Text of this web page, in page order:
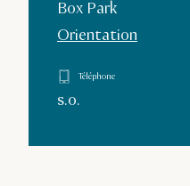
Box Park
Orientation
Téléphone
s.o.